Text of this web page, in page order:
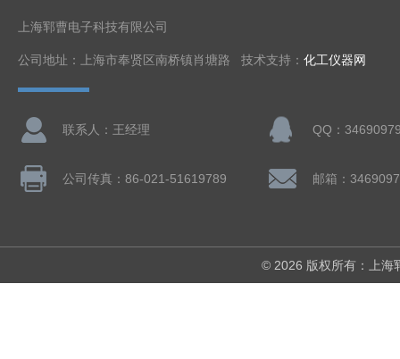
上海郓曹电子科技有限公司
公司地址：上海市奉贤区南桥镇肖塘路 技术支持： 化工仪器网
联系人：王经理 QQ：
公司传真：86-021-51619789 邮箱：
© 2026 版权所有：上